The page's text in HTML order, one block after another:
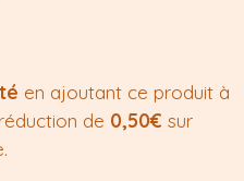
en ajoutant ce produit à
de 0,50€ sur